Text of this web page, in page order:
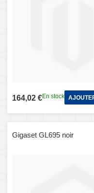
164,02 €En stock
Gigaset GL695 noir